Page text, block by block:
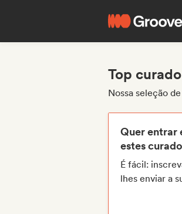
Top
Nossa seleção
Quer entrar
estes
É fácil:
lhes enviar a